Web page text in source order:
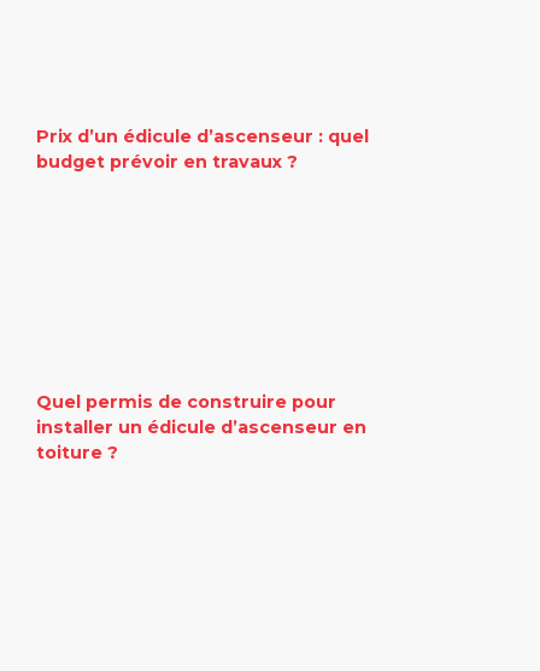
Prix d’un édicule d’ascenseur : quel
budget prévoir en travaux ?
Quel permis de construire pour
installer un édicule d’ascenseur en
toiture ?